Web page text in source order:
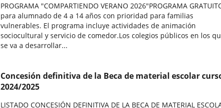
PROGRAMA "COMPARTIENDO VERANO 2026"PROGRAMA
para alumnado de 4 a 14 años con prioridad para familias
vulnerables. El programa incluye actividades de animación
sociocultural y servicio de comedor.Los colegios públicos en los
se va a desarrollar...
Concesión definitiva de la Beca de material escolar
2024/2025
LISTADO CONCESIÓN DEFINITIVA DE LA BECA DE MATERIAL